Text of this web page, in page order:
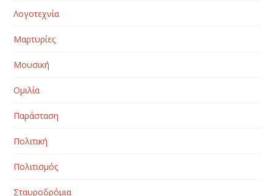
Λογοτεχνία
Μαρτυρίες
Μουσική
Ομιλία
Παράσταση
Πολιτική
Πολιτισμός
Σταυροδρόμια